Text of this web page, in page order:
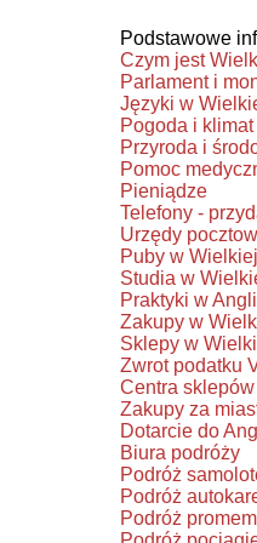
Podstawowe
Czym jest
Parlament i
Języki w
Pogoda i klimat
Przyroda i
Pomoc
Pieniądze
Telefony -
Urzędy
Puby w
Studia w
Praktyki w
Zakupy w
Sklepy w
Zwrot podatku
Centra
Zakupy za
Dotarcie do
Biura podróży
Podróż
Podróż
Podróż